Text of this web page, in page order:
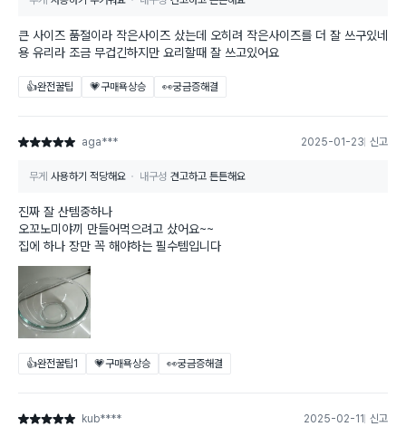
큰 사이즈 품절이라 작은사이즈 샀는데 오히려 작은사이즈를 더 잘 쓰구있네
용 유리라 조금 무겁긴하지만 요리할때 잘 쓰고있어요
👍완전꿀팁 💗구매욕상승 👀궁금증해결
별점 5점 aga*** 2025-01-23 신고
무게 사용하기 적당해요 내구성 견고하고 튼튼해요
진짜 잘 산템중하나
오꼬노미야끼 만들어먹으려고 샀어요~~
집에 하나 장만 꼭 해야하는 필수템입니다
👍완전꿀팁1 💗구매욕상승 👀궁금증해결
별점 5점 kub**** 2025-02-11 신고